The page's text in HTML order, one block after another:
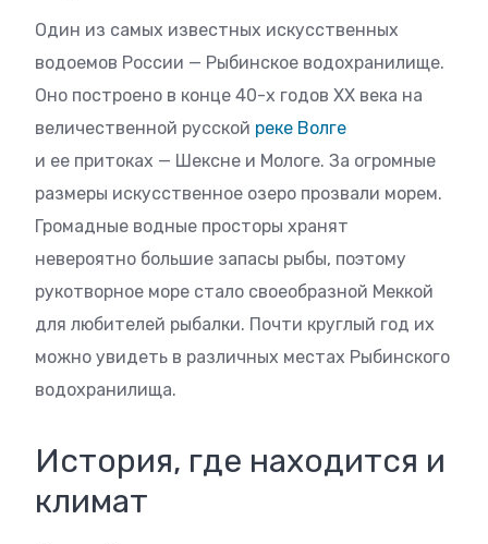
Один из самых известных искусственных
водоемов России — Рыбинское водохранилище.
Оно построено в конце 40-х годов XX века на
величественной русской реке Волге
и ее притоках — Шексне и Мологе. За огромные
размеры искусственное озеро прозвали морем.
Громадные водные просторы хранят
невероятно большие запасы рыбы, поэтому
рукотворное море стало своеобразной Меккой
для любителей рыбалки. Почти круглый год их
можно увидеть в различных местах Рыбинского
водохранилища.
История, где находится и
климат